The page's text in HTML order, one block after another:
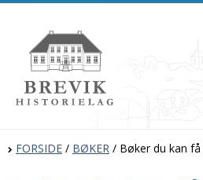
FORSIDE / BØKER / Bøker du kan